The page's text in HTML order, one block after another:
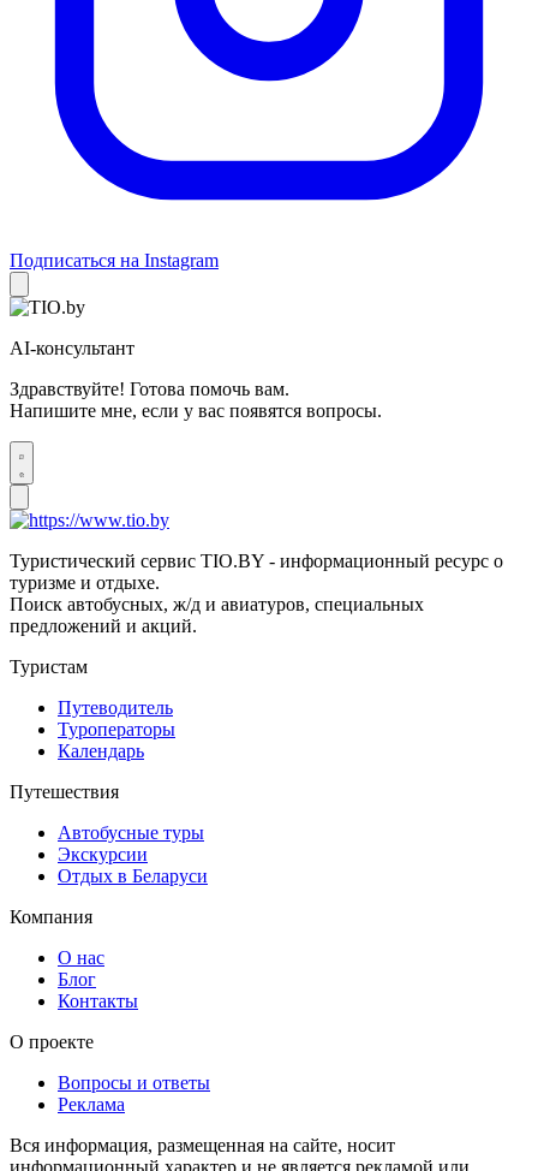
Подписаться на Instagram
AI-консультант
Здравствуйте! Готова помочь вам.
Напишите мне, если у вас появятся вопросы.
Туристический сервис TIO.BY - информационный ресурс о
туризме и отдыхе.
Поиск автобусных, ж/д и авиатуров, специальных
предложений и акций.
Туристам
Путеводитель
Туроператоры
Календарь
Путешествия
Автобусные туры
Экскурсии
Отдых в Беларуси
Компания
О нас
Блог
Контакты
О проекте
Вопросы и ответы
Реклама
Вся информация, размещенная на сайте, носит
информационный характер и не является рекламой или